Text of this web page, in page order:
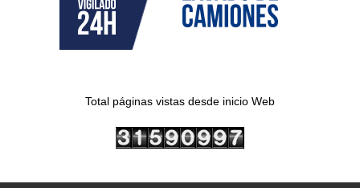
Total páginas vistas desde inicio Web